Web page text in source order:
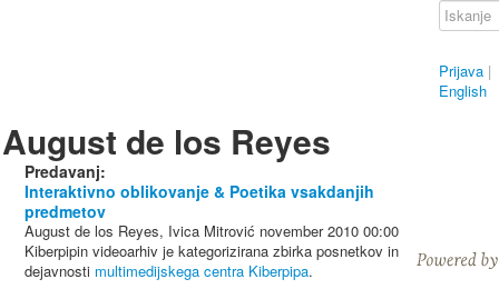
Prijava |
English
August de los Reyes
Predavanj:
Interaktivno oblikovanje & Poetika vsakdanjih
predmetov
August de los Reyes, Ivica Mitrović november 2010 00:00
Kiberpipin videoarhiv je kategorizirana zbirka posnetkov in
dejavnosti multimedijskega centra Kiberpipa.